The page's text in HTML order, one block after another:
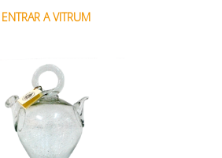
ENTRAR A VITRUM